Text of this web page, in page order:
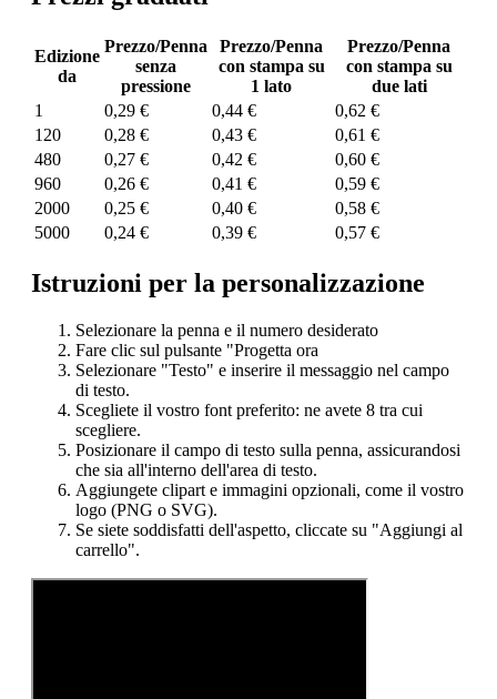
Edizione
da
Prezzo/Penna
senza
pressione
Prezzo/Penna
con stampa su
1 lato
Prezzo/Penna
con stampa su
due lati
1
0,29 € 0,44 €
0,62 €
120
0,28 € 0,43 €
0,61 €
480
0,27 € 0,42 €
0,60 €
960
0,26 € 0,41 €
0,59 €
2000
0,25 € 0,40 €
0,58 €
5000
0,24 € 0,39 € 0,57 €
Istruzioni per la personalizzazione
Selezionare la penna e il numero desiderato
Fare clic sul pulsante "Progetta ora
Selezionare "Testo" e inserire il messaggio nel campo
di testo.
Scegliete il vostro font preferito: ne avete 8 tra cui
scegliere.
Posizionare il campo di testo sulla penna, assicurandosi
che sia all'interno dell'area di testo.
Aggiungete clipart e immagini opzionali, come il vostro
logo (PNG o SVG).
Se siete soddisfatti dell'aspetto, cliccate su "Aggiungi al
carrello".